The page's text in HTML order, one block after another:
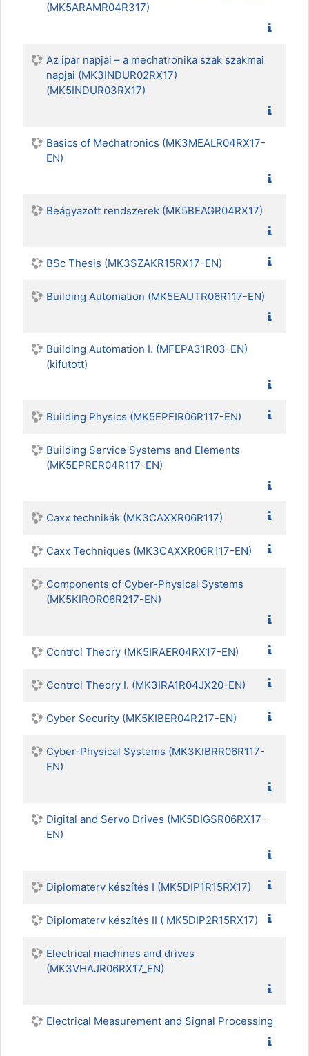
(MK5ARAMR04R317)
Az ipar napjai – a mechatronika szak szakmai
napjai (MK3INDUR02RX17)
(MK5INDUR03RX17)
Basics of Mechatronics (MK3MEALR04RX17-
EN)
Beágyazott rendszerek (MK5BEAGR04RX17)
BSc Thesis (MK3SZAKR15RX17-EN)
Building Automation (MK5EAUTR06R117-EN)
Building Automation I. (MFEPA31R03-EN)
(kifutott)
Building Physics (MK5EPFIR06R117-EN)
Building Service Systems and Elements
(MK5EPRER04R117-EN)
Caxx technikák (MK3CAXXR06R117)
Caxx Techniques (MK3CAXXR06R117-EN)
Components of Cyber-Physical Systems
(MK5KIROR06R217-EN)
Control Theory (MK5IRAER04RX17-EN)
Control Theory I. (MK3IRA1R04JX20-EN)
Cyber Security (MK5KIBER04R217-EN)
Cyber-Physical Systems (MK3KIBRR06R117-
EN)
Digital and Servo Drives (MK5DIGSR06RX17-
EN)
Diplomaterv készítés I (MK5DIP1R15RX17)
Diplomaterv készítés II ( MK5DIP2R15RX17)
Electrical machines and drives
(MK3VHAJR06RX17_EN)
Electrical Measurement and Signal Processing